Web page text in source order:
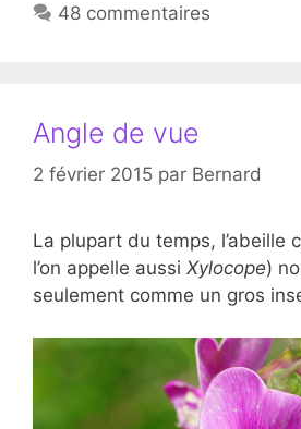
48 commentaires
Angle de vue
2 février 2015 par Bernard
La plupart du temps, l’abeille
l’on appelle aussi Xylocope)
seulement comme un gros